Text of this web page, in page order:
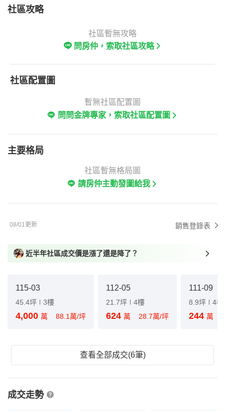
社區攻略
社區暫無攻略
問房仲，索取社區攻略
社區配置圖
暫無社區配置圖
問問金牌專家，索取社區配置圖
主要格局
社區暫無格局圖
請房仲主動發圖給我
08/01更新 銷售登錄表
近半年社區成交價是漲了還是降了？
115-03
45.4坪 3樓
4,000 萬 88.1萬/坪
112-05
21.7坪 4樓
624 萬 28.7萬/坪
111-09
8.9坪 4樓
244 萬
查看全部成交(6筆)
成交走勢